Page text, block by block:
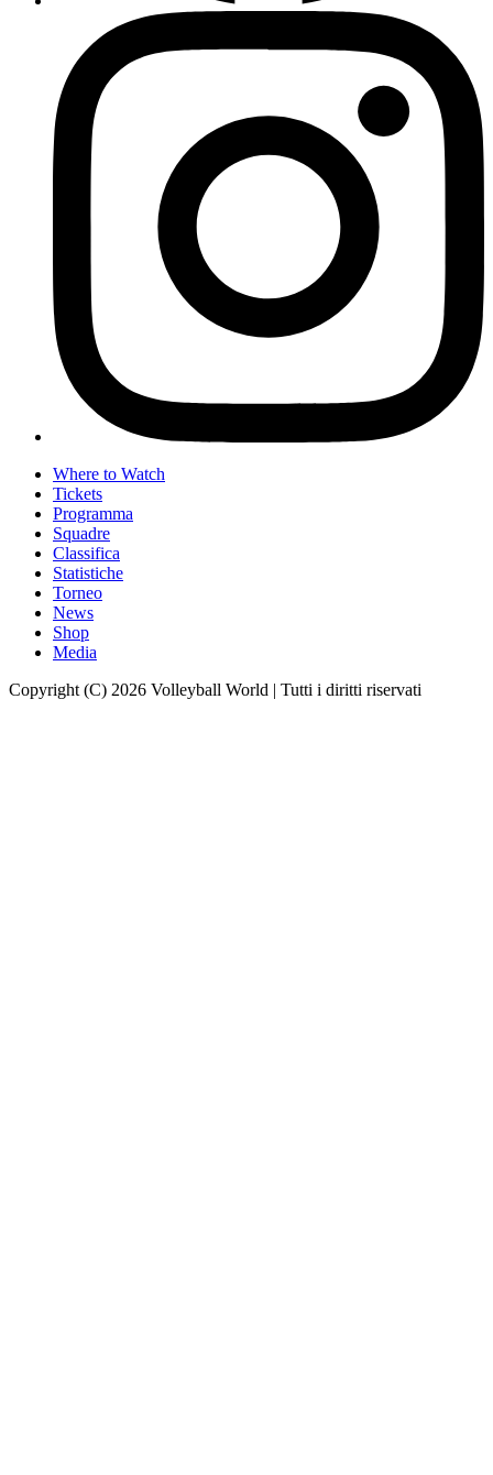
Where to Watch
Tickets
Programma
Squadre
Classifica
Statistiche
Torneo
News
Shop
Media
Copyright (C) 2026 Volleyball World | Tutti i diritti riservati